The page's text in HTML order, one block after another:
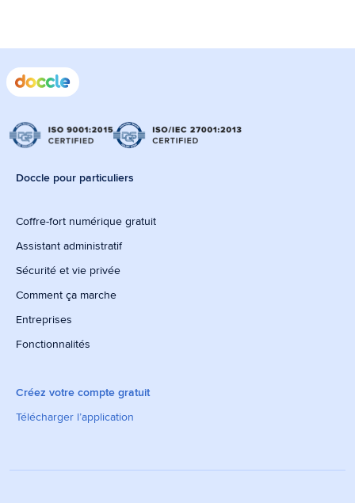
Doccle pour particuliers
Coffre-fort numérique gratuit
Assistant administratif
Sécurité et vie privée
Comment ça marche
Entreprises
Fonctionnalités
Créez votre compte gratuit
Télécharger l’application